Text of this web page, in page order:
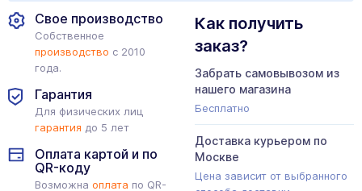
Свое производство
Собственное
производство с 2010
года.
Гарантия
Для физических лиц
гарантия до 5 лет
Оплата картой и по
QR-коду
Возможна оплата по QR-
Как получить
заказ?
Забрать самовывозом из
нашего магазина
Бесплатно
Доставка курьером по
Москве
Цена зависит от выбранного